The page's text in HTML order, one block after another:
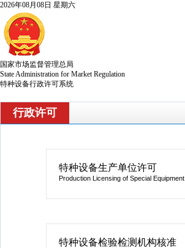
2026年08月08日 星期六
国家市场监督管理总局
State Administration for Market Regulation
特种设备行政许可系统
行政许可
特种设备生产单位许可
Production Licensing of Special Equipment
特种设备检验检测机构核准